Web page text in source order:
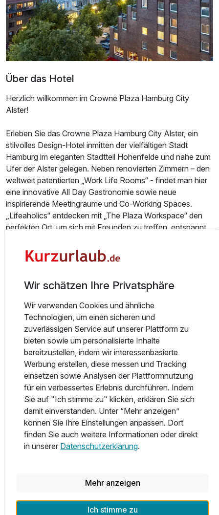
Ausstattung
Zusatznächte
Für 6 Tage p.P. ab384,50 €
Einzelzimmer Standard
1 Erwachsenen und 1 Kind
Über das Hotel
Herzlich willkommen im Crowne Plaza Hamburg City
Alster!
Erleben Sie das Crowne Plaza Hamburg City Alster, ein
stilvolles Design-Hotel inmitten der vielfältigen Stadt
Hamburg im eleganten Stadtteil Hohenfelde und nahe zum
Ufer der Alster gelegen. Neben renovierten Zimmern – den
weltweit patentierten „Work Life Rooms“ - findet man hier
eine innovative All Day Gastronomie sowie neue
inspirierende Meetingräume und Co-Working Spaces.
„Lifeaholics“ entdecken mit „The Plaza Workspace“ den
perfekten Ort, um sich mit Freunden zu treffen, entspannt
zu verweilen. Das Highlight beim Betreten unseres Hauses
ist unser Bar-Restaurant "The Plaza".
Für Workout-Fans laden der Fitnessraum mit den neuesten
von 7,5 km ein. Das Hotel bietet auch zwei finnischen
Saunas sowie einen Ruhebereich.
Das moderne Stadthotel ist nur wenige Gehminuten vom
trendigen Stadtteil St. Georg entfernt, wo Sie internationale
kulinarische Küche genießen können. WLAN ist inklusive
und es gibt zahlreiche Steckdosen und Lademöglichkeiten
für Ihre Konnektivität. Im Hotelmarkt können Sie rund um
die Uhr Getränke und Snacks kaufen und beim
Frühstücksbuffet gibt es eine Live-Kochstation.
Vom Hotel aus können Sie zu Fuß den Hamburger
Hauptbahnhof erreichen und die Sehenswürdigkeiten wie
die Hamburger Geschichte, die HafenCity, das UNESCO-
Küche sowie die perfekte Kombination aus stilvollem
Wir schätzen Ihre Privatsphäre
Wir verwenden Cookies und ähnliche
Technologien, um einen sicheren und
zuverlässigen Service auf unserer Plattform zu
bieten sowie um personalisierte Inhalte
bereitzustellen, indem wir interessenbasierte
Werbung erstellen, diese messen und Tracking
einsetzen sowie Analysen der Plattformnutzung
für ein verbessertes Erlebnis durchführen. Indem
Sie auf "Ich stimme zu" klicken, erklären Sie sich
damit einverstanden. Unter “Mehr anzeigen”
können Sie Ihre Einstellungen anpassen. Dort
finden Sie auch weitere Informationen oder direkt
in unserer Datenschutzerklärung.
Mehr anzeigen
Ich stimme zu